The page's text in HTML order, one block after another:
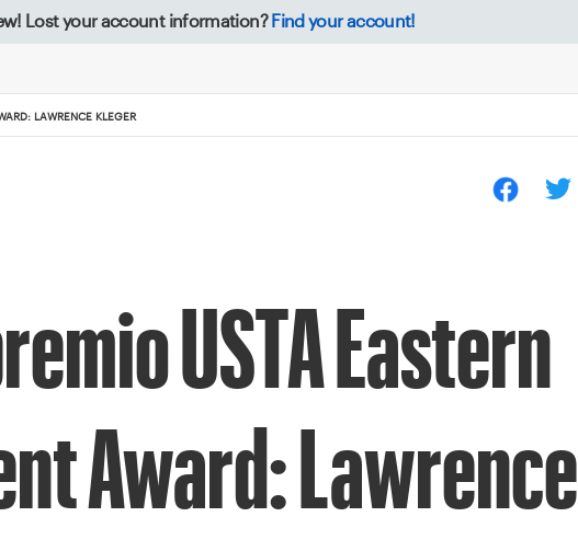
Lost your account information? Find your account!
LAWRENCE KLEGER
USTA Eastern
Award: Lawrence